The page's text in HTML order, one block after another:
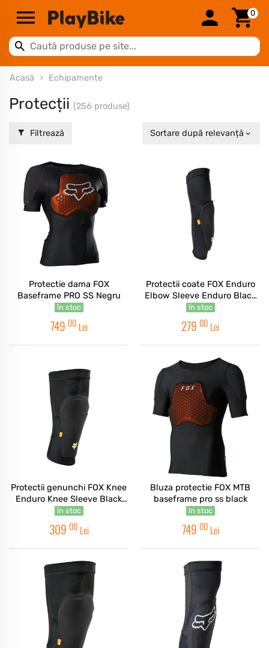
0
Acasă Echipamente
Protecții (256 produse)
Filtrează Sortare după relevanță
Protectie dama FOX
Baseframe PRO SS Negru
în stoc
749 00 Lei
Protectii coate FOX Enduro
Elbow Sleeve Enduro Black
SG
în stoc
279 00 Lei
Protectii genunchi FOX Knee
Enduro Knee Sleeve Black
SG
în stoc
309 00 Lei
Bluza protectie FOX MTB
baseframe pro ss black
în stoc
749 00 Lei